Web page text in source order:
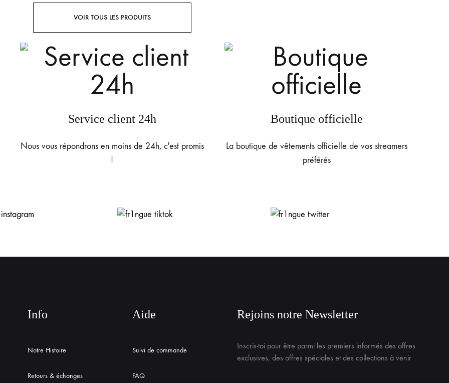
VOIR TOUS LES PRODUITS
Service client 24h
Nous vous répondrons en moins de 24h, c'est promis
!
Boutique officielle
La boutique de vêtements officielle de vos streamers
préférés
Info
Notre Histoire
Retours & échanges
Aide
Suivi de commande
FAQ
Rejoins notre Newsletter
Inscris-toi pour être parmi les premiers informés des offres
exclusives, des offres spéciales et des collections à venir